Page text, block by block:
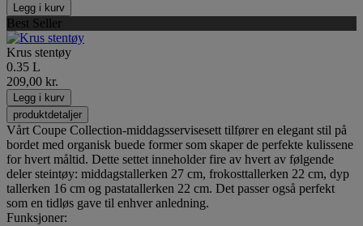
Legg i kurv
Best Seller
Krus stentøy
0.35 L
209,00 kr.
Legg i kurv
produktdetaljer
Vårt Coupe Collection-middagsservisesett tilfører en elegant stil på
bordet med organisk buede former som skaper de perfekte kulissene
for hvert måltid. Dette settet inneholder fire av hvert av følgende
deler steintøy: middagstallerken 27 cm, frokosttallerken 22 cm, dyp
tallerken 16 cm og pastatallerken 22 cm. Det passer også perfekt
som en tidløs gave til enhver anledning.
Funksjoner: